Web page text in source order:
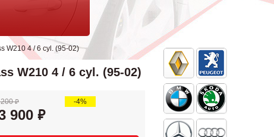
W210 4 / 6 cyl. (95-02)
W210 4 / 6 cyl. (95-02)
200
900
-4%